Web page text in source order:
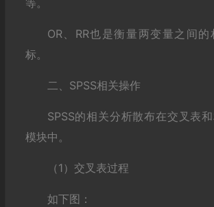
等。
OR、RR也是衡量两变量之间
标。
二、SPSS相关操作
SPSS的相关分析散布在交叉表
模块中。
（1）交叉表过程
如下图：